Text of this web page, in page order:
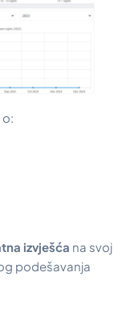
o:
izvješća na svoj
podešavanja